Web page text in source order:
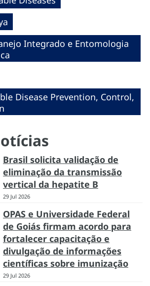
Integrado e Entomologia
Disease Prevention, Control,
Brasil solicita validação de
eliminação da transmissão
vertical da hepatite B
29 Jul 2026
OPAS e Universidade Federal
de Goiás firmam acordo para
fortalecer capacitação e
divulgação de informações
científicas sobre imunização
29 Jul 2026